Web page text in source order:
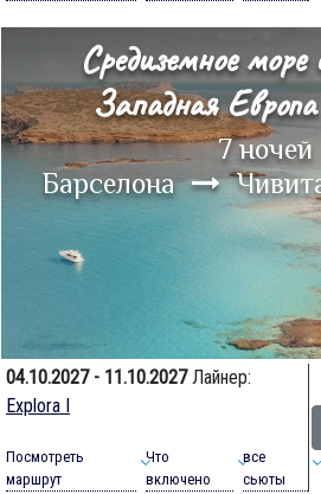
Средиземное море
Западная Европа
7 ночей
Барселона
04.10.2027 - 11.10.2027Лайнер:
Explora I
Посмотреть
маршрут
Что
включено
все
сьюты